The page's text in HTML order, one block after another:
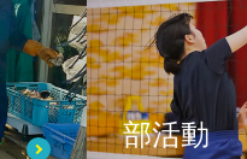
部活動